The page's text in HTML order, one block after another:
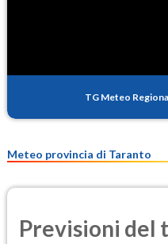
PM25
TG Meteo
Meteo provincia di Taranto
Previsioni del